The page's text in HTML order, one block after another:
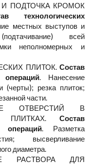
ПОДТОЧКА КРОМОК
технологических
местных выступов и
всей
неполномерных и
ПЛИТОК. Состав
операций. Нанесение
(черты); резка плиток;
части.
ОТВЕРСТИЙ В
ПЛИТКАХ. Состав
операций. Разметка
высверливание
диаметра.
РАСТВОРА ДЛЯ